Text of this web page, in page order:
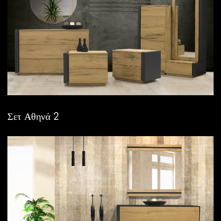
Σετ Αθηνά 2